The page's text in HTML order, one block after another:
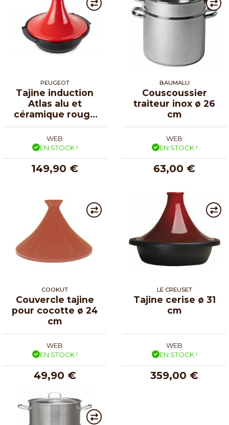
PEUGEOT
Tajine induction
Atlas alu et
céramique rouge
Ø 30 cm
WEB
EN STOCK !
149,90 €
BAUMALU
Couscoussier
traiteur inox ø 26
cm
WEB
EN STOCK !
63,00 €
COOKUT
Couvercle tajine
pour cocotte ø 24
cm
WEB
EN STOCK !
49,90 €
LE CREUSET
Tajine cerise ø 31
cm
WEB
EN STOCK !
359,00 €